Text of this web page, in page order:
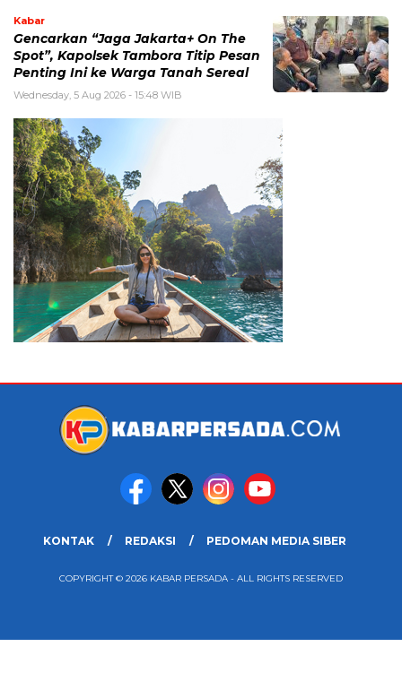
Kabar
Gencarkan “Jaga Jakarta+ On The
Spot”, Kapolsek Tambora Titip Pesan
Penting Ini ke Warga Tanah Sereal
Wednesday, 5 Aug 2026 - 15:48 WIB
KONTAK REDAKSI PEDOMAN MEDIA SIBER
COPYRIGHT © 2026 KABAR PERSADA - ALL RIGHTS RESERVED